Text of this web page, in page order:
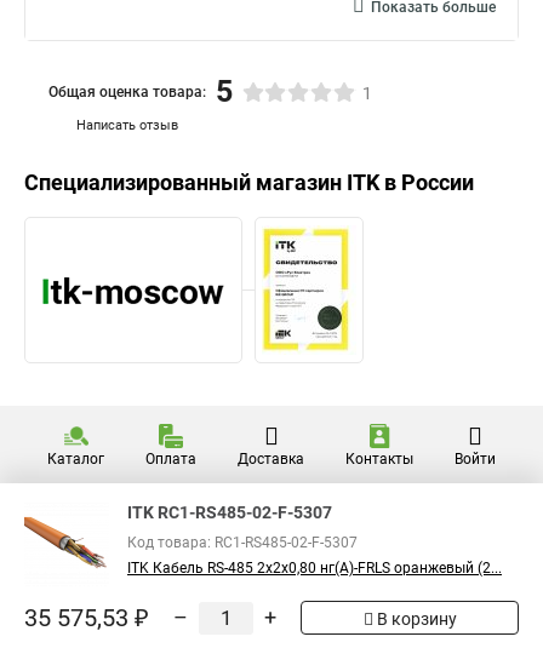
Показать больше
Написать отзыв
Общая оценка товара: 5 1
Специализированный магазин ITKв России
Каталог Оплата Доставка Контакты Войти
ITK RC1-RS485-02-F-5307
Код товара: RC1-RS485-02-F-5307
ITK Кабель RS-485 2х2х0,80 нг(А)-FRLS оранжевый (2...
35 575,53 ₽ – + В корзину